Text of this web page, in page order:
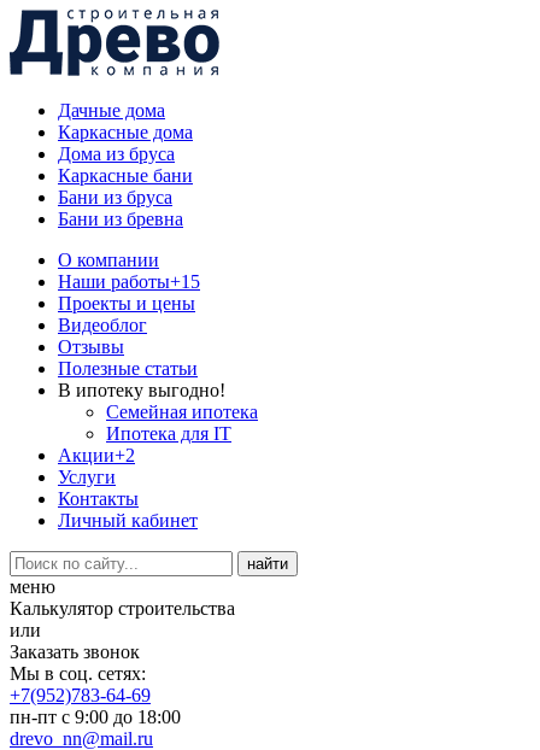
Дачные дома
Каркасные дома
Дома из бруса
Каркасные бани
Бани из бруса
Бани из бревна
О компании
Наши работы+15
Проекты и цены
Видеоблог
Отзывы
Полезные статьи
В ипотеку выгодно!
Семейная ипотека
Ипотека для IT
Акции+2
Услуги
Контакты
Личный кабинет
меню
Калькулятор строительства
или
Заказать звонок
Мы в соц. сетях:
+7(952)783-64-69
пн-пт с 9:00 до 18:00
drevo_nn@mail.ru